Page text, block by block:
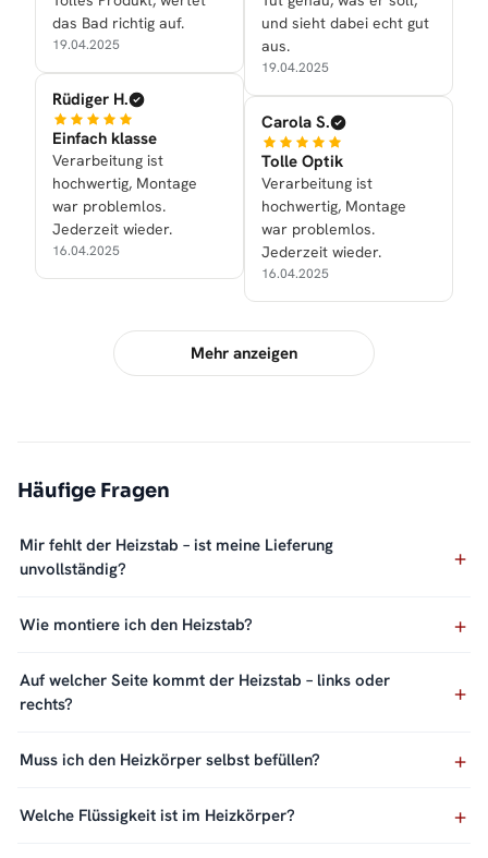
das Bad richtig auf.
19.04.2025
Rüdiger H.
Einfach klasse
Verarbeitung ist
hochwertig, Montage
war problemlos.
Jederzeit wieder.
16.04.2025
und sieht dabei echt gut
aus.
19.04.2025
Carola S.
Tolle Optik
Verarbeitung ist
hochwertig, Montage
war problemlos.
Jederzeit wieder.
16.04.2025
Mehr anzeigen
Häufige Fragen
Mir fehlt der Heizstab – ist meine Lieferung
unvollständig?
Wie montiere ich den Heizstab?
Auf welcher Seite kommt der Heizstab – links oder
rechts?
Muss ich den Heizkörper selbst befüllen?
Welche Flüssigkeit ist im Heizkörper?